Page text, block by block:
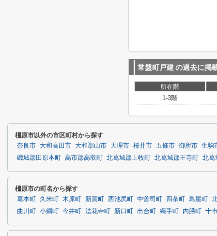
常盤町戸建の過去に掲
所在階
1-3階
橿原市以外の市区町村から探す
奈良市 大和高田市 大和郡山市 天理市 桜井市 五條市 御所市 生駒
磯城郡田原本町
高市郡高取町 北葛城郡上牧町 北葛城郡王寺町 北葛
橿原市の町名から探す
葛本町 久米町 木原町 新賀町 西池尻町 中曽司町 四条町 鳥屋町
曲川町
小綱町 今井町 法花寺町 新口町 出合町 縄手町 内膳町 十